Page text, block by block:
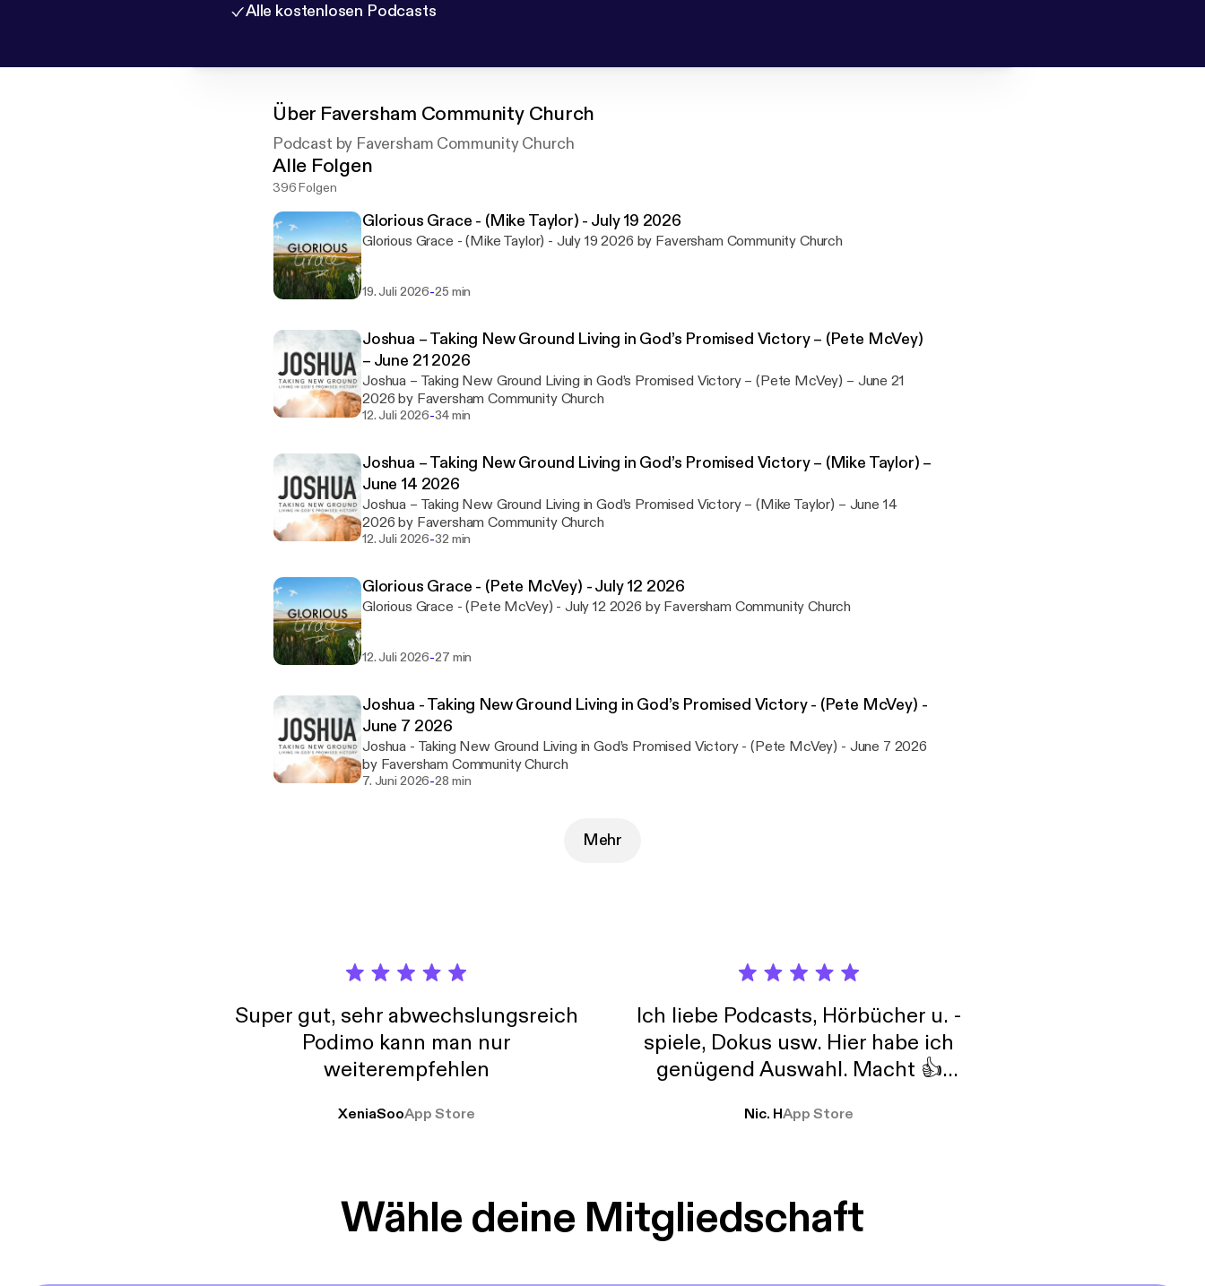
Alle kostenlosen Podcasts
Über Faversham Community Church
Podcast by Faversham Community Church
Alle Folgen
396 Folgen
Glorious Grace - (Mike Taylor) - July 19 2026
Glorious Grace - (Mike Taylor) - July 19 2026 by Faversham Community Church
19. Juli 2026-25 min
Joshua – Taking New Ground Living in God’s Promised Victory – (Pete McVey)
– June 21 2026
Joshua – Taking New Ground Living in God’s Promised Victory – (Pete McVey) – June 21
2026 by Faversham Community Church
12. Juli 2026-34 min
Joshua – Taking New Ground Living in God’s Promised Victory – (Mike Taylor) –
June 14 2026
Joshua – Taking New Ground Living in God’s Promised Victory – (Mike Taylor) – June 14
2026 by Faversham Community Church
12. Juli 2026-32 min
Glorious Grace - (Pete McVey) - July 12 2026
Glorious Grace - (Pete McVey) - July 12 2026 by Faversham Community Church
12. Juli 2026-27 min
Joshua - Taking New Ground Living in God’s Promised Victory - (Pete McVey) -
June 7 2026
Joshua - Taking New Ground Living in God’s Promised Victory - (Pete McVey) - June 7 2026
by Faversham Community Church
7. Juni 2026-28 min
Mehr
Super gut, sehr abwechslungsreich
Podimo kann man nur
weiterempfehlen
XeniaSooApp Store
Ich liebe Podcasts, Hörbücher u. -
spiele, Dokus usw. Hier habe ich
genügend Auswahl. Macht 👍
Nic. HApp Store
Wähle deine Mitgliedschaft